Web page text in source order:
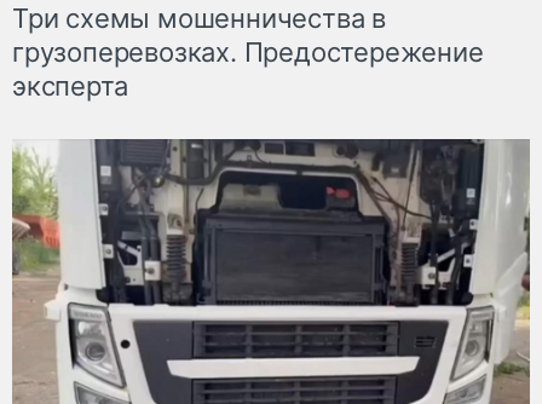
Три схемы мошенничества в
грузоперевозках. Предостережение
эксперта